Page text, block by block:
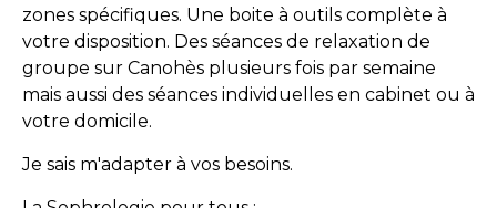
zones spécifiques. Une boite à outils complète à
votre disposition. Des séances de relaxation de
groupe sur Canohès plusieurs fois par semaine
mais aussi des séances individuelles en cabinet ou à
votre domicile.
Je sais m'adapter à vos besoins.